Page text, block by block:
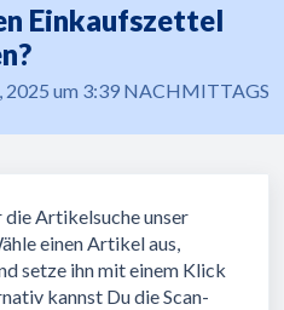
Einkaufszettel
2025 um 3:39 NACHMITTAGS
die Artikelsuche unser
einen Artikel aus,
setze ihn mit einem Klick
kannst Du die Scan-